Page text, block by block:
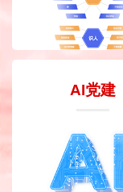
AI党建